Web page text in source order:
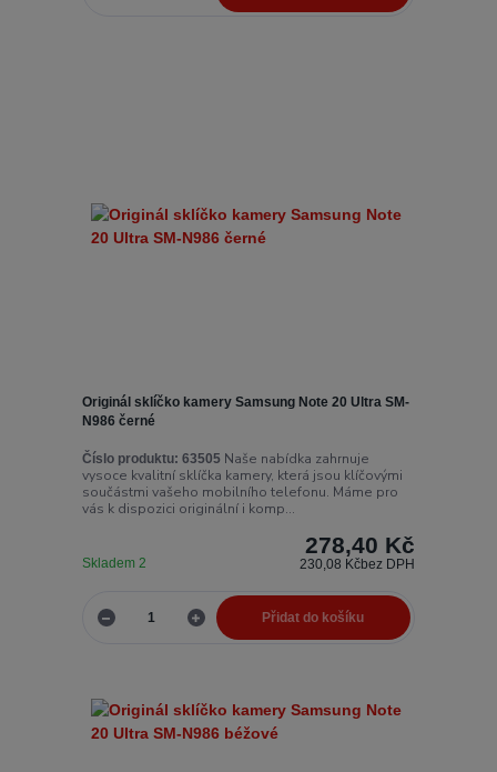
Originál sklíčko kamery Samsung Note 20 Ultra SM-
N986 černé
Číslo produktu: 63505 Naše nabídka zahrnuje
vysoce kvalitní sklíčka kamery, která jsou klíčovými
součástmi vašeho mobilního telefonu. Máme pro
vás k dispozici originální i komp...
278,40 Kč
230,08 Kčbez DPH
Skladem 2
Přidat do košíku